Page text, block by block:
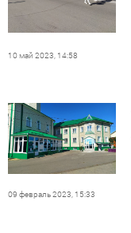
10 май 2023, 14:58
09 февраль 2023, 15:33